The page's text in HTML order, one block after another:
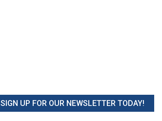
SIGN UP FOR OUR NEWSLETTER TODAY!